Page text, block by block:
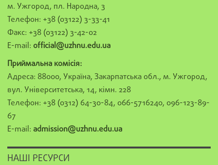
м. Ужгород, пл. Народна, 3
Телефон: +38 (03122) 3-33-41
Факс: +38 (03122) 3-42-02
E-mail: official@uzhnu.edu.ua
Приймальна комісія:
Адреса: 88000, Україна, Закарпатська обл., м. Ужгород,
вул. Університетська, 14, кімн. 228
Телефон: +38 (0312) 64-30-84, 066-5716240, 096-123-89-
67
E-mail: admission@uzhnu.edu.ua
НАШІ РЕСУРСИ